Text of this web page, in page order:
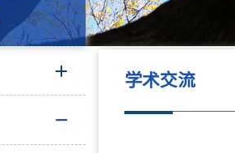
学术交流